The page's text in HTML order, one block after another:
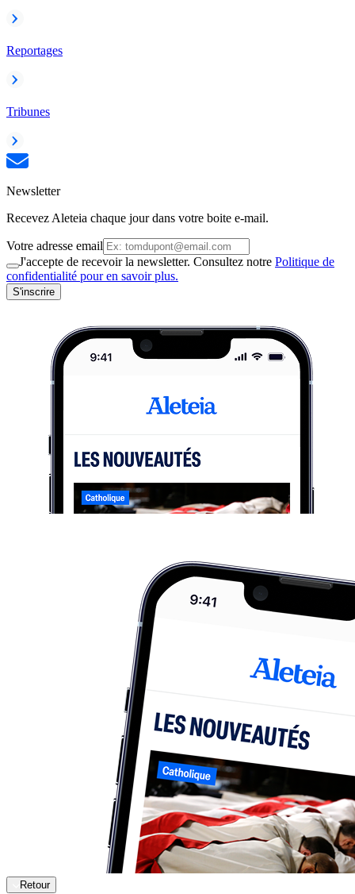
Reportages
Tribunes
Newsletter
Recevez Aleteia chaque jour dans votre boite e-mail.
Votre adresse email
J'accepte de recevoir la newsletter. Consultez notre Politique de
confidentialité pour en savoir plus.
S'inscrire
Retour